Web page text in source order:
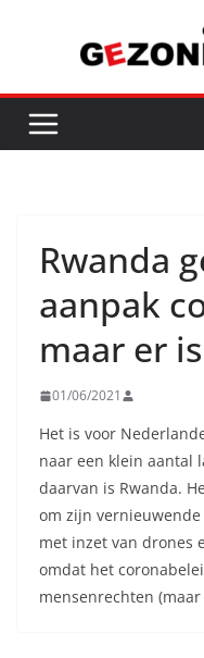
inhoud
Rwanda
aanpak
maar er
01/06/2021
Het is voor
naar een klein aantal
daarvan is Rwanda.
om zijn
met inzet van drones
omdat het
mensenrechten